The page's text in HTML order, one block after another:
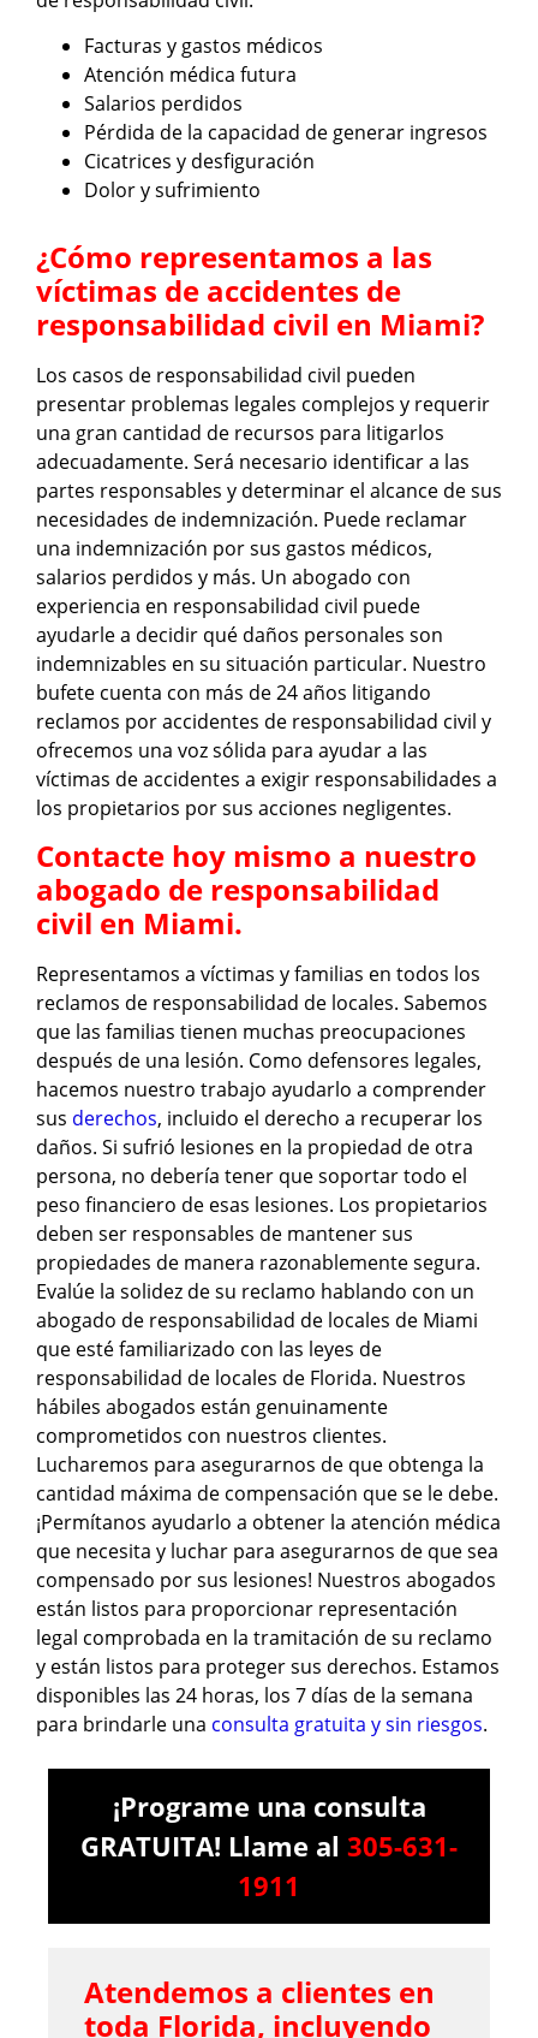
Facturas y gastos médicos
Atención médica futura
Salarios perdidos
Pérdida de la capacidad de generar ingresos
Cicatrices y desfiguración
Dolor y sufrimiento
¿Cómo representamos a las
víctimas de accidentes de
responsabilidad civil en Miami?
Los casos de responsabilidad civil pueden
presentar problemas legales complejos y requerir
una gran cantidad de recursos para litigarlos
adecuadamente. Será necesario identificar a las
partes responsables y determinar el alcance de sus
necesidades de indemnización. Puede reclamar
una indemnización por sus gastos médicos,
salarios perdidos y más. Un abogado con
experiencia en responsabilidad civil puede
ayudarle a decidir qué daños personales son
indemnizables en su situación particular. Nuestro
bufete cuenta con más de 24 años litigando
reclamos por accidentes de responsabilidad civil y
ofrecemos una voz sólida para ayudar a las
víctimas de accidentes a exigir responsabilidades a
los propietarios por sus acciones negligentes.
Contacte hoy mismo a nuestro
abogado de responsabilidad
civil en Miami.
Representamos a víctimas y familias en todos los
reclamos de responsabilidad de locales. Sabemos
que las familias tienen muchas preocupaciones
después de una lesión. Como defensores legales,
hacemos nuestro trabajo ayudarlo a comprender
sus derechos, incluido el derecho a recuperar los
daños. Si sufrió lesiones en la propiedad de otra
persona, no debería tener que soportar todo el
peso financiero de esas lesiones. Los propietarios
deben ser responsables de mantener sus
propiedades de manera razonablemente segura.
Evalúe la solidez de su reclamo hablando con un
abogado de responsabilidad de locales de Miami
que esté familiarizado con las leyes de
responsabilidad de locales de Florida. Nuestros
hábiles abogados están genuinamente
comprometidos con nuestros clientes.
Lucharemos para asegurarnos de que obtenga la
cantidad máxima de compensación que se le debe.
¡Permítanos ayudarlo a obtener la atención médica
que necesita y luchar para asegurarnos de que sea
compensado por sus lesiones! Nuestros abogados
están listos para proporcionar representación
legal comprobada en la tramitación de su reclamo
y están listos para proteger sus derechos. Estamos
disponibles las 24 horas, los 7 días de la semana
para brindarle una consulta gratuita y sin riesgos.
¡Programe una consulta
GRATUITA! Llame al 305-631-
1911
Atendemos a clientes en
toda Florida, incluyendo